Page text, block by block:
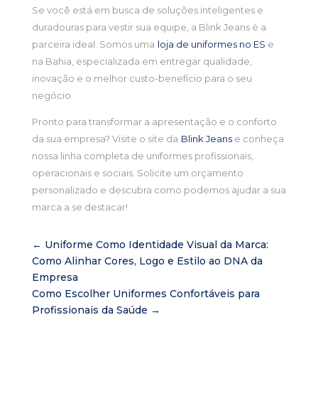
Se você está em busca de soluções inteligentes e
duradouras para vestir sua equipe, a Blink Jeans é a
parceira ideal. Somos uma loja de uniformes no ES e
na Bahia, especializada em entregar qualidade,
inovação e o melhor custo-benefício para o seu
negócio.
Pronto para transformar a apresentação e o conforto
da sua empresa? Visite o site da Blink Jeanse conheça
nossa linha completa de uniformes profissionais,
operacionais e sociais. Solicite um orçamento
personalizado e descubra como podemos ajudar a sua
marca a se destacar!
← Uniforme Como Identidade Visual da Marca:
Como Alinhar Cores, Logo e Estilo ao DNA da
Empresa
Como Escolher Uniformes Confortáveis para
Profissionais da Saúde →